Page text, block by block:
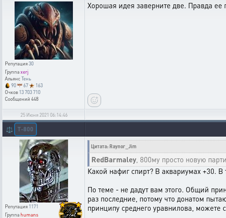
Репутация30
Группаxerj
АльянсТень
90
67
163
Очков 13 703 710
Сообщений 448
Хорошая идея заверните две. Правда ее
25 Июня 2021 06:14:46
⚖️ T-800
Репутация 1171
Группаhumans
Цитата: Raynor_Jim
RedBarmaley, 800му просто новую
Какой нафиг спирт? В аквариумах +30. В
По теме - не дадут вам этого. Общий
раз последние, потому что донатом
принципу среднего уравнилова, можете